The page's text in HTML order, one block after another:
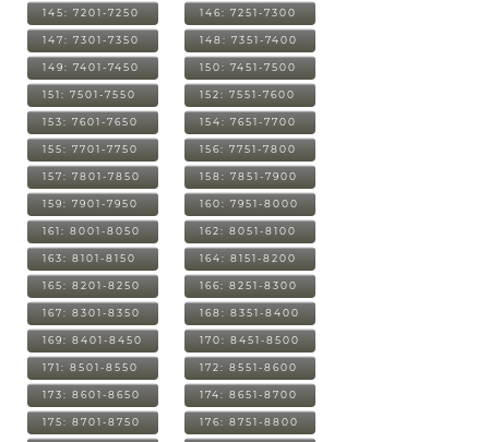
145: 7201-7250 146: 7251-7300
147: 7301-7350 148: 7351-7400
149: 7401-7450 150: 7451-7500
151: 7501-7550 152: 7551-7600
153: 7601-7650 154: 7651-7700
155: 7701-7750 156: 7751-7800
157: 7801-7850 158: 7851-7900
159: 7901-7950 160: 7951-8000
161: 8001-8050 162: 8051-8100
163: 8101-8150 164: 8151-8200
165: 8201-8250 166: 8251-8300
167: 8301-8350 168: 8351-8400
169: 8401-8450 170: 8451-8500
171: 8501-8550 172: 8551-8600
173: 8601-8650 174: 8651-8700
175: 8701-8750 176: 8751-8800